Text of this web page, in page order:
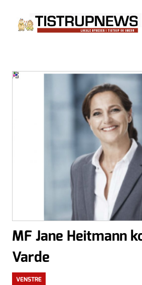
MF Jane Heitmann
Varde
VENSTRE